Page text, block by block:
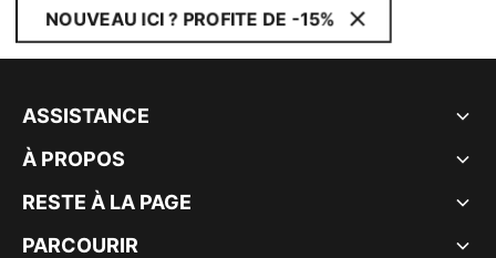
NOUVEAU ICI ? PROFITE DE -15%
ASSISTANCE
À PROPOS
RESTE À LA PAGE
PARCOURIR